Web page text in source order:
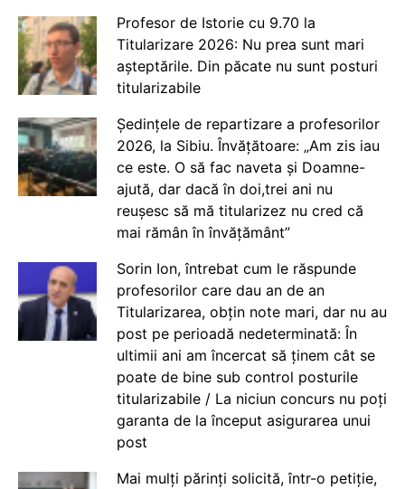
Profesor de Istorie cu 9.70 la
Titularizare 2026: Nu prea sunt mari
așteptările. Din păcate nu sunt posturi
titularizabile
Ședințele de repartizare a profesorilor
2026, la Sibiu. Învățătoare: „Am zis iau
ce este. O să fac naveta și Doamne-
ajută, dar dacă în doi,trei ani nu
reușesc să mă titularizez nu cred că
mai rămân în învățământ”
Sorin Ion, întrebat cum le răspunde
profesorilor care dau an de an
Titularizarea, obțin note mari, dar nu au
post pe perioadă nedeterminată: În
ultimii ani am încercat să ținem cât se
poate de bine sub control posturile
titularizabile / La niciun concurs nu poți
garanta de la început asigurarea unui
post
Mai mulți părinți solicită, într-o petiție,